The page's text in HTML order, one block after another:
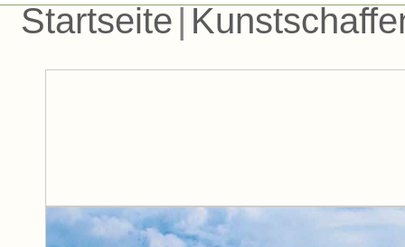
Startseite |